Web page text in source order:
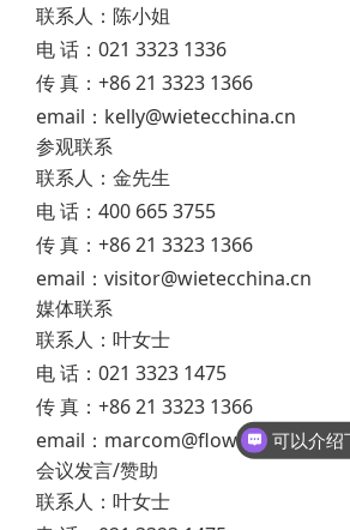
联系人：陈小姐
电 话：021 3323 1336
传 真：+86 21 3323 1366
email：kelly@wietecchina.cn
参观联系
联系人：金先生
电 话：400 665 3755
传 真：+86 21 3323 1366
email：visitor@wietecchina.cn
媒体联系
联系人：叶女士
电 话：021 3323 1475
传 真：+86 21 3323 1366
email：marcom@flowtechgd.com
会议发言/赞助
联系人：叶女士